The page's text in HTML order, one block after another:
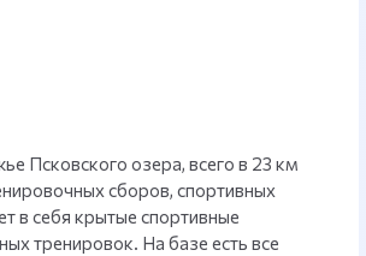
Псковского озера, всего в 23 км
сборов, спортивных
в себя крытые спортивные
тренировок. На базе есть все